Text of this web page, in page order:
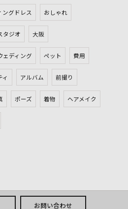
ングドレス おしゃれ
タジオ 大阪
ェディング ペット 費用
ィ アルバム 前撮り
ポーズ 着物 ヘアメイク
お問い合わせ